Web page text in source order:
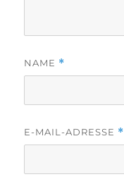
NAME *
E-MAIL-ADRESSE *